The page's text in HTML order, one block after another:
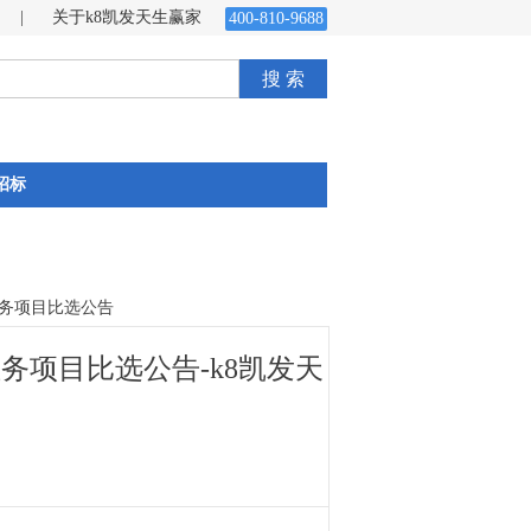
关于k8凯发天生赢家 400-810-9688
搜 索
标
项目比选公告
项目比选公告-k8凯发天